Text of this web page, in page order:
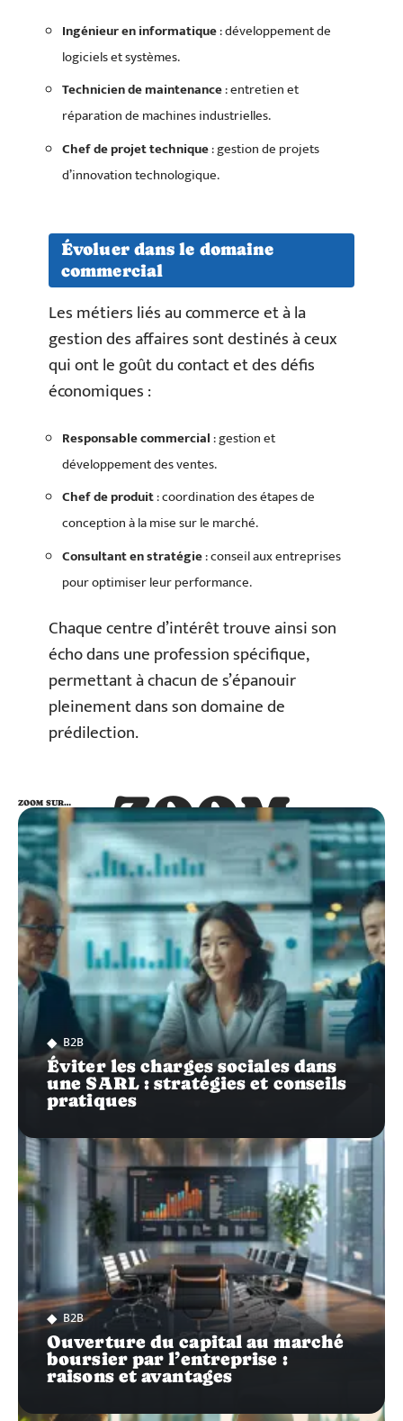
Ingénieur en informatique: développement de
logiciels et systèmes.
Technicien de maintenance: entretien et
réparation de machines industrielles.
Chef de projet technique: gestion de projets
d’innovation technologique.
Évoluer dans le domaine
commercial
Les métiers liés au commerce et à la
gestion des affaires sont destinés à ceux
qui ont le goût du contact et des défis
économiques :
Responsable commercial: gestion et
développement des ventes.
Chef de produit: coordination des étapes de
conception à la mise sur le marché.
Consultant en stratégie: conseil aux entreprises
pour optimiser leur performance.
Chaque centre d’intérêt trouve ainsi son
écho dans une profession spécifique,
permettant à chacun de s’épanouir
pleinement dans son domaine de
prédilection.
ZOOM
SUR…
ZOOM SUR…
B2B
Éviter les charges sociales dans
une SARL : stratégies et conseils
pratiques
B2B
Ouverture du capital au marché
boursier par l’entreprise :
raisons et avantages